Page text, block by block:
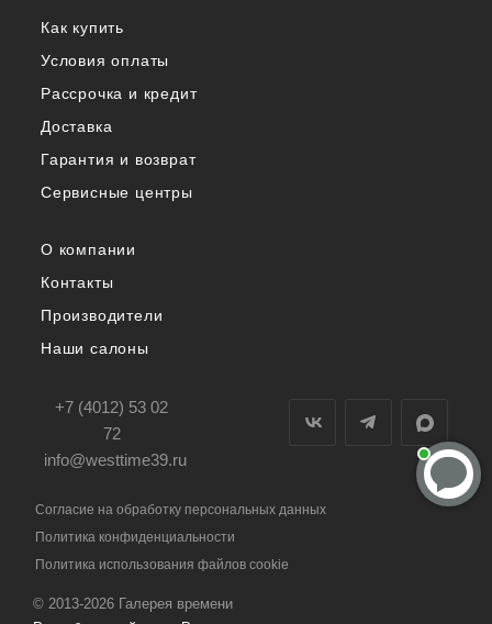
Как купить
Условия оплаты
Рассрочка и кредит
Доставка
Гарантия и возврат
Сервисные центры
О компании
Контакты
Производители
Наши салоны
© 2013-2026 Галерея времени
+7 (4012) 53 02
72
info@westtime39.ru
Согласие на обработку персональных данных
Политика конфиденциальности
Политика использования файлов cookie